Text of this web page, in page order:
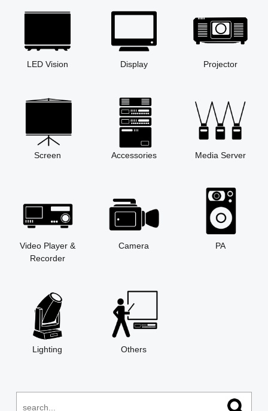
LED Vision Display Projector
Screen Accessories Media Server
Video Player &
Recorder
Camera PA
Lighting Others